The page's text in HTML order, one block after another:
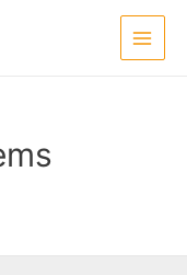
Main
Menu